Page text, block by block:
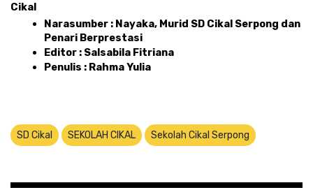
Cikal
Narasumber : Nayaka, Murid SD Cikal Serpong dan
Penari Berprestasi
Editor : Salsabila Fitriana
Penulis : Rahma Yulia
SD Cikal SEKOLAH CIKAL Sekolah Cikal Serpong